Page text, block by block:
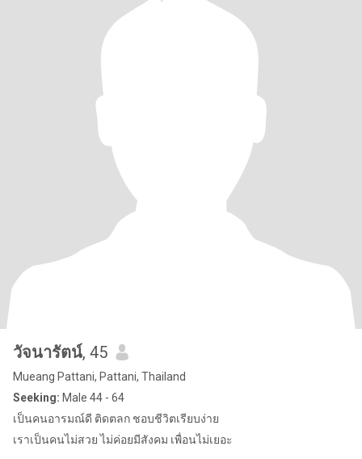
วัจนารัตน์, 45
Mueang Pattani, Pattani, Thailand
Seeking: Male 44 - 64
เป็นคนอารมณ์ดี ติดตลก ชอบชีวิตเรียบง่าย
เราเป็นคนไม่สวย ไม่ค่อยมีสังคม เพื่อนไม่เยอะ